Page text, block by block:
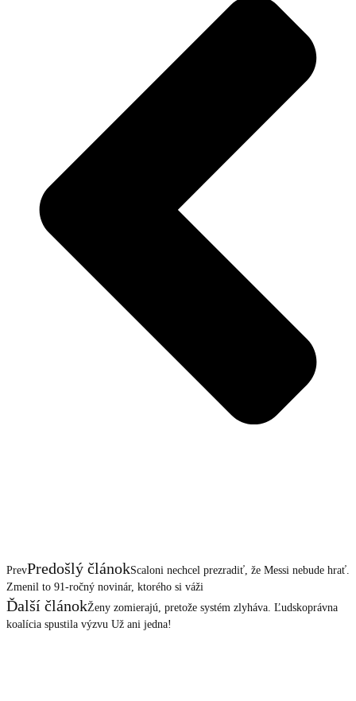
PrevPredošlý článokScaloni nechcel prezradiť, že Messi nebude hrať.
Zmenil to 91-ročný novinár, ktorého si váži
Ďalší článokŽeny zomierajú, pretože systém zlyháva. Ľudskoprávna
koalícia spustila výzvu Už ani jedna!